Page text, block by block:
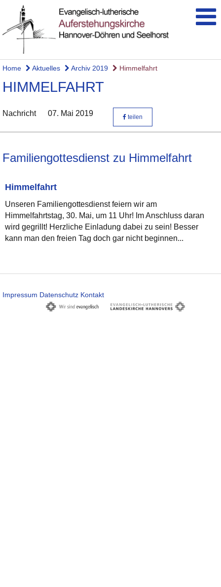
Home Aktuelles Archiv 2019 Himmelfahrt
HIMMELFAHRT
Nachricht 07. Mai 2019 teilen
Familiengottesdienst zu Himmelfahrt
Himmelfahrt
Unseren Familiengottesdienst feiern wir am
Himmelfahrtstag, 30. Mai, um 11 Uhr! Im Anschluss daran
wird gegrillt! Herzliche Einladung dabei zu sein! Besser
kann man den freien Tag doch gar nicht beginnen...
Impressum Datenschutz Kontakt